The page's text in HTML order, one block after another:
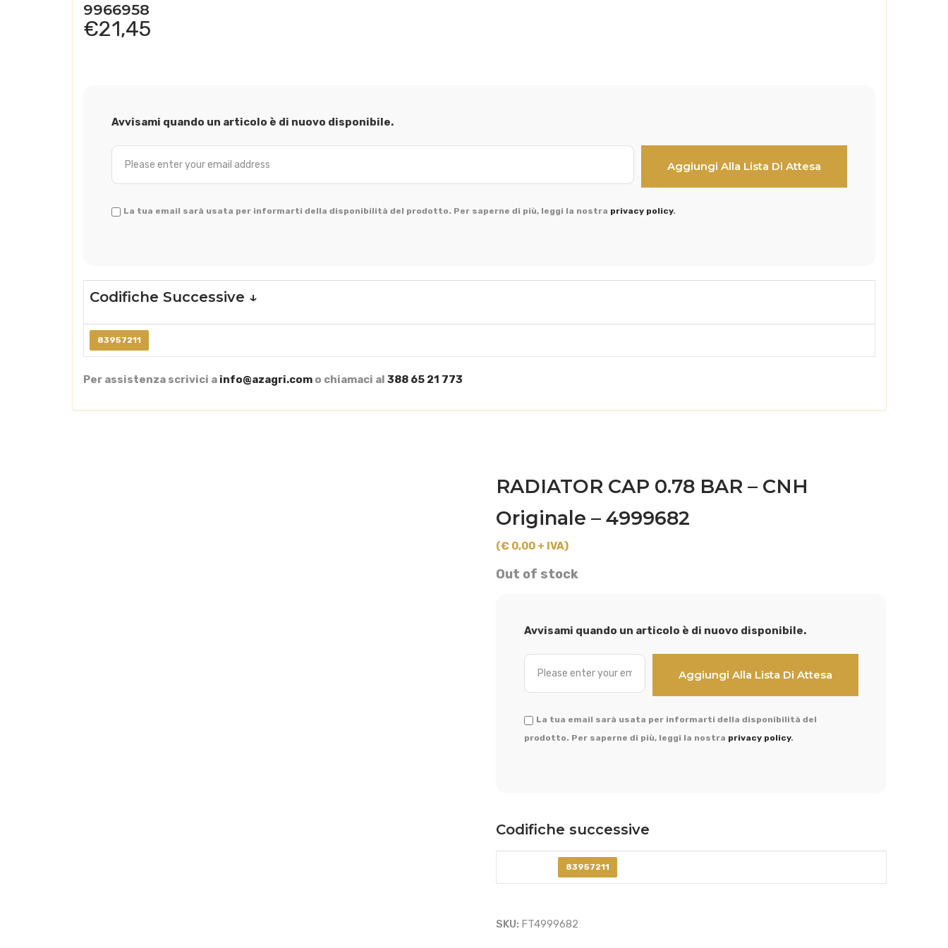
9966958
€21,45
Avvisami quando un articolo è di nuovo disponibile.
La tua email sarà usata per informarti della disponibilità del prodotto. Per saperne di più, leggi la nostra privacy policy.
Codifiche Successive ↓
83957211
Per assistenza scrivici a info@azagri.com o chiamaci al 388 65 21 773
RADIATOR CAP 0.78 BAR – CNH
Originale – 4999682
(€ 0,00 + IVA)
Out of stock
Avvisami quando un articolo è di nuovo disponibile.
La tua email sarà usata per informarti della disponibilità del
prodotto. Per saperne di più, leggi la nostra privacy policy.
Codifiche successive
83957211
SKU: FT4999682